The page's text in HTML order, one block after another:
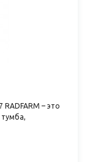
– это